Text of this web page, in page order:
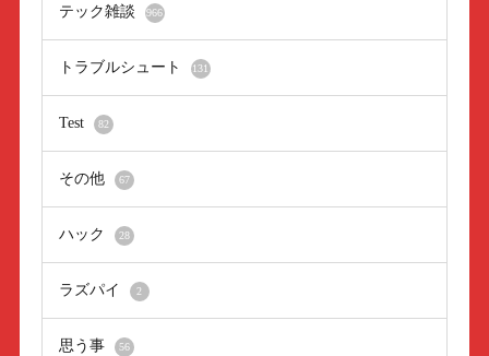
テック雑談 966
トラブルシュート 131
Test 82
その他 67
ハック 28
ラズパイ 2
思う事 56